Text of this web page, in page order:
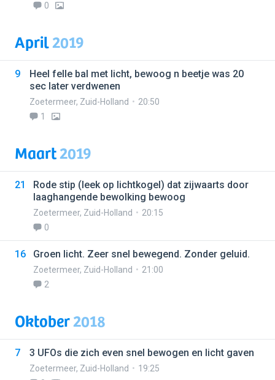
0
April2019
9
Heel felle bal met licht, bewoog n beetje was 20
sec later verdwenen
Zoetermeer, Zuid-Holland
20:50
1
Maart2019
21
Rode stip (leek op lichtkogel) dat zijwaarts door
laaghangende bewolking bewoog
Zoetermeer, Zuid-Holland
20:15
0
16 Groen licht. Zeer snel bewegend. Zonder geluid.
Zoetermeer, Zuid-Holland
21:00
2
Oktober2018
7 3 UFOs die zich even snel bewogen en licht gaven
Zoetermeer, Zuid-Holland
19:25